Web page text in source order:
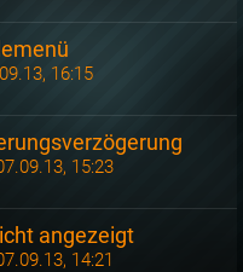
16:15
15:23
angezeigt
14:21